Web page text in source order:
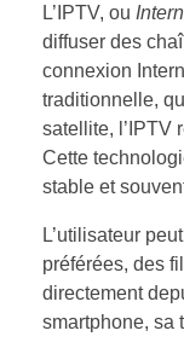
L’IPTV, ou
diffuser des
connexion
traditionnelle,
satellite, l’IPTV
Cette
stable et
L’utilisateur
préférées, des
directement
smartphone, sa